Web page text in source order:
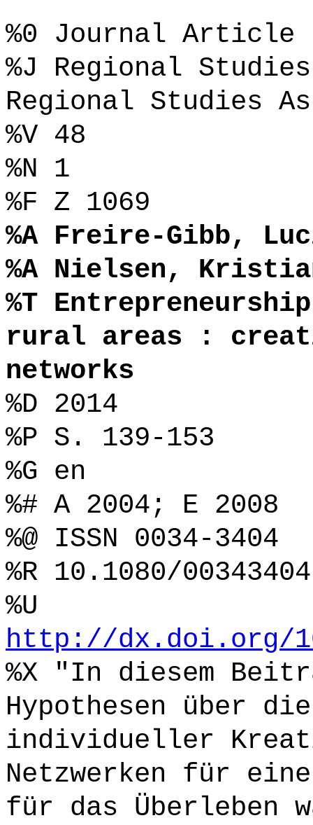
%0 Journal Article
%J Regional
Regional Studies
%V 48
%N 1
%F Z 1069
%A Freire-Gibb,
%A Nielsen,
%T
rural areas :
networks
%D 2014
%P S. 139-153
%G en
%# A 2004; E 2008
%@ ISSN 0034-3404
%R 10.1080/
%U
http://dx.doi.org/
%X "In diesem
Hypothesen über
individueller
Netzwerken für
für das Überleben